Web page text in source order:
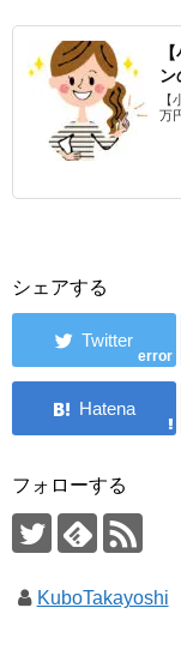
ン
万
シェアする
error
フォローする
KuboTakayoshi